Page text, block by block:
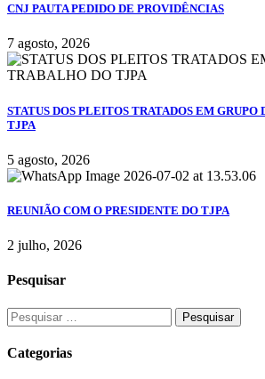
CNJ PAUTA PEDIDO DE PROVIDÊNCIAS
7 agosto, 2026
STATUS DOS PLEITOS TRATADOS EM
TJPA
5 agosto, 2026
REUNIÃO COM O PRESIDENTE DO TJPA
2 julho, 2026
Pesquisar
Pesquisar
por:
Categorias